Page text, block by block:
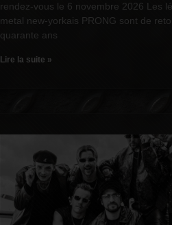
rendez-vous le 6 novembre 2026 Les
metal new-yorkais PRONG sont de
quarante ans
Lire la suite »